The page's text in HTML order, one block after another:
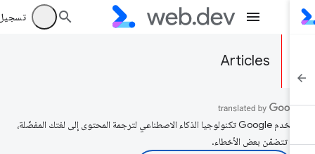
تسجيل
Articles
تستخدم Google تكنولوجيا الذكاء الاصطناعي لترجمة المحتوى إلى لغتك المفضّلة،
تتضمّن بعض الأخطاء.